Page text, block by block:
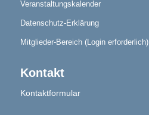
Aktuelles
Veranstaltungskalender
Datenschutz-Erklärung
Mitglieder-Bereich (Login erforderlich)
Kontakt
Kontaktformular